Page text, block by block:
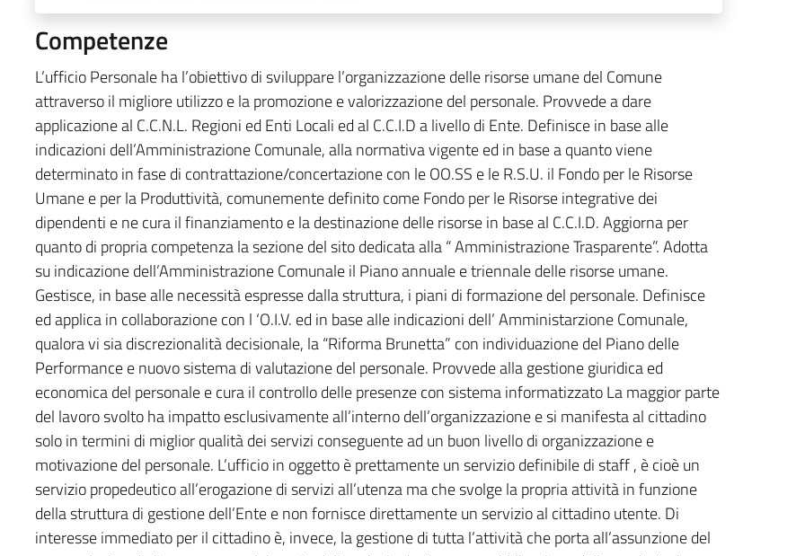
Competenze
L’ufficio Personale ha l’obiettivo di sviluppare l’organizzazione delle risorse umane del Comune
attraverso il migliore utilizzo e la promozione e valorizzazione del personale. Provvede a dare
applicazione al C.C.N.L. Regioni ed Enti Locali ed al C.C.I.D a livello di Ente. Definisce in base alle
indicazioni dell’Amministrazione Comunale, alla normativa vigente ed in base a quanto viene
determinato in fase di contrattazione/concertazione con le OO.SS e le R.S.U. il Fondo per le Risorse
Umane e per la Produttività, comunemente definito come Fondo per le Risorse integrative dei
dipendenti e ne cura il finanziamento e la destinazione delle risorse in base al C.C.I.D. Aggiorna per
quanto di propria competenza la sezione del sito dedicata alla “ Amministrazione Trasparente”. Adotta
su indicazione dell’Amministrazione Comunale il Piano annuale e triennale delle risorse umane.
Gestisce, in base alle necessità espresse dalla struttura, i piani di formazione del personale. Definisce
ed applica in collaborazione con l ‘O.I.V. ed in base alle indicazioni dell’ Amministarzione Comunale,
qualora vi sia discrezionalità decisionale, la “Riforma Brunetta” con individuazione del Piano delle
Performance e nuovo sistema di valutazione del personale. Provvede alla gestione giuridica ed
economica del personale e cura il controllo delle presenze con sistema informatizzato La maggior parte
del lavoro svolto ha impatto esclusivamente all’interno dell’organizzazione e si manifesta al cittadino
solo in termini di miglior qualità dei servizi conseguente ad un buon livello di organizzazione e
motivazione del personale. L’ufficio in oggetto è prettamente un servizio definibile di staff , è cioè un
servizio propedeutico all’erogazione di servizi all’utenza ma che svolge la propria attività in funzione
della struttura di gestione dell’Ente e non fornisce direttamente un servizio al cittadino utente. Di
interesse immediato per il cittadino è, invece, la gestione di tutta l’attività che porta all’assunzione del